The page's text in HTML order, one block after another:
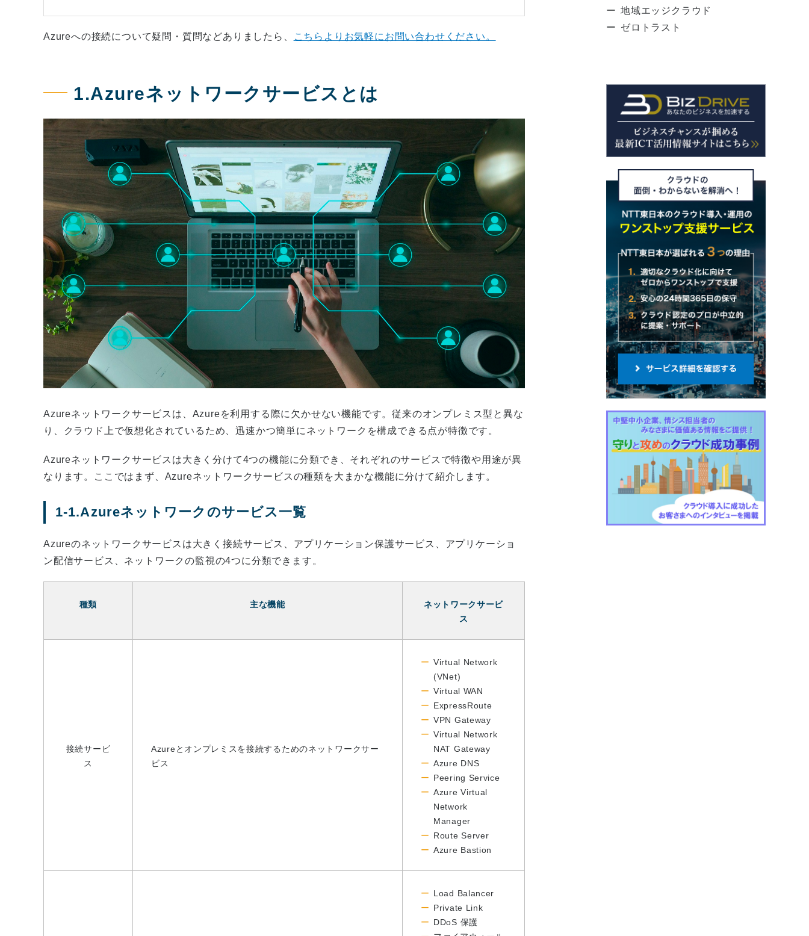
Azureへの接続について疑問・質問などありましたら、 こちらよりお気軽にお問い合わせください。
1.Azureネットワークサービスとは
Azureネットワークサービスは、Azureを利用する際に欠かせない機能です。従来のオンプレミス型と異な
り、クラウド上で仮想化されているため、迅速かつ簡単にネットワークを構成できる点が特徴です。
Azureネットワークサービスは大きく分けて4つの機能に分類でき、それぞれのサービスで特徴や用途が異
なります。ここではまず、Azureネットワークサービスの種類を大まかな機能に分けて紹介します。
1-1.Azureネットワークのサービス一覧
Azureのネットワークサービスは大きく接続サービス、アプリケーション保護サービス、アプリケーショ
ン配信サービス、ネットワークの監視の4つに分類できます。
種類 主な機能
ネットワークサービ
ス
接続サービ
ス
Azureとオンプレミスを接続するためのネットワークサー
ビス
Virtual Network
(VNet)
Virtual WAN
ExpressRoute
VPN Gateway
Virtual Network
NAT Gateway
Azure DNS
Peering Service
Azure Virtual
Network
Manager
Route Server
Azure Bastion
Load Balancer
Private Link
DDoS 保護
地域エッジクラウド
ゼロトラスト